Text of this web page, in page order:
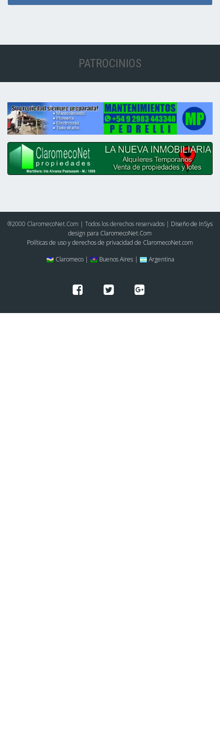
PATROCINIOS
®2000 ClaromecoNet.Com | Todos los derechos reservados | Diseño de InSys
design para ClaromecoNet.Com
Políticas de uso y derechos de privacidad de ClaromecoNet.com
Claromeco |
Buenos Aires | Argentina